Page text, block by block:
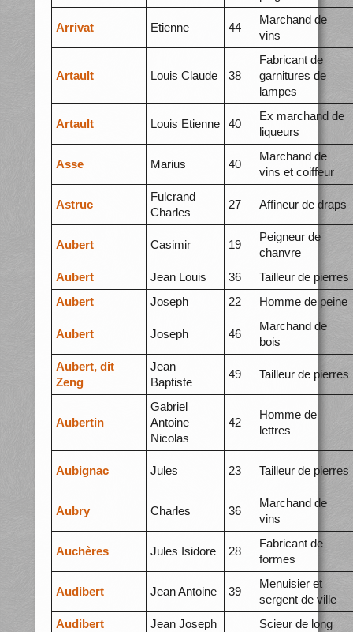
Arrivat Etienne 44
Marchand de
vins
Artault Louis Claude 38
Fabricant de
garnitures de
lampes
Artault Louis Etienne 40
Ex marchand de
liqueurs
Asse Marius 40
Marchand de
vins et coiffeur
Astruc
Fulcrand
Charles
27 Affineur de draps
Aubert Casimir 19
Peigneur de
chanvre
Aubert
Jean Louis 36
Tailleur de pierres
Aubert
Joseph 22 Homme de peine
Aubert Joseph 46
Marchand de
bois
Aubert, dit
Zeng
Jean
Baptiste
49 Tailleur de pierres
Aubertin
Gabriel
Antoine
Nicolas
42
Homme de
lettres
Aubignac Jules 23 Tailleur de pierres
Aubry Charles 36
Marchand de
vins
Auchères Jules Isidore 28
Fabricant de
formes
Audibert Jean Antoine 39
Menuisier et
sergent de ville
Audibert
Jean Joseph Scieur de long